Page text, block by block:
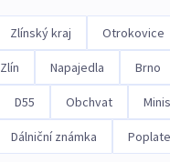
Zlínský kraj Otrokovice
Zlín Napajedla Brno
D55 Obchvat
Dálniční známka